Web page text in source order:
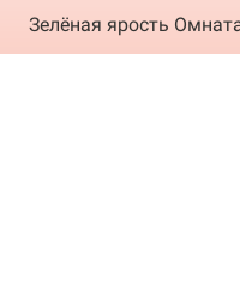
Зелёная ярость